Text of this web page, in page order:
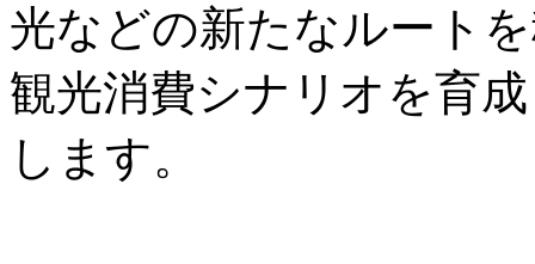
光などの新たなルート
観光消費シナリオを育
します。